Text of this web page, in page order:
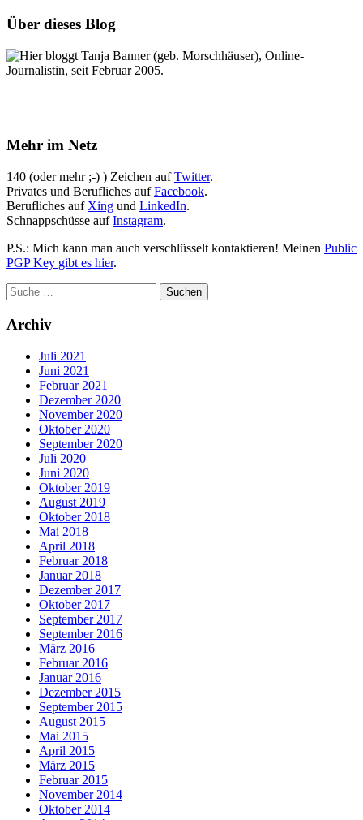
Über dieses Blog
Hier bloggt Tanja Banner (geb. Morschhäuser), Online-
Journalistin, seit Februar 2005.
Mehr im Netz
140 (oder mehr ;-) ) Zeichen aufTwitter.
Privates und Berufliches aufFacebook.
Berufliches auf Xing und LinkedIn.
Schnappschüsse aufInstagram.
P.S.: Mich kann man auch verschlüsselt kontaktieren! Meinen Public
PGP Key gibt es hier.
Archiv
Juli 2021
Juni 2021
Februar 2021
Dezember 2020
November 2020
Oktober 2020
September 2020
Juli 2020
Juni 2020
Oktober 2019
August 2019
Oktober 2018
Mai 2018
April 2018
Februar 2018
Januar 2018
Dezember 2017
Oktober 2017
September 2017
September 2016
März 2016
Februar 2016
Januar 2016
Dezember 2015
September 2015
August 2015
Mai 2015
April 2015
März 2015
Februar 2015
November 2014
Oktober 2014